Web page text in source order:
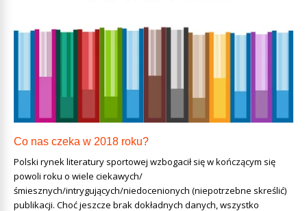
Co nas czeka w 2018 roku?
Polski rynek literatury sportowej wzbogacił się w kończącym się
powoli roku o wiele ciekawych/
śmiesznych/intrygujących/niedocenionych (niepotrzebne skreślić)
publikacji. Choć jeszcze brak dokładnych danych, wszystko